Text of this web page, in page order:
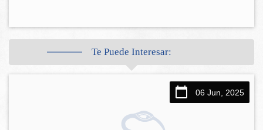
Te Puede Interesar:
06 Jun, 2025